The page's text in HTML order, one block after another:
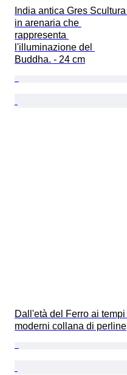
India antica Gres Scultura
in arenaria che
rappresenta
l'illuminazione del
Buddha. - 24 cm
Dall'età del Ferro ai tempi
moderni collana di perline